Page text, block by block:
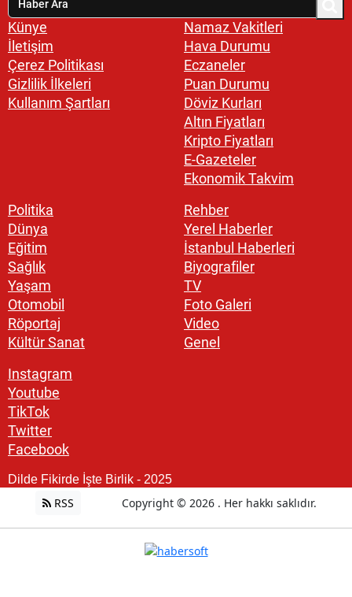
Künye
İletişim
Çerez Politikası
Gizlilik İlkeleri
Kullanım Şartları
Namaz Vakitleri
Hava Durumu
Eczaneler
Puan Durumu
Döviz Kurları
Altın Fiyatları
Kripto Fiyatları
E-Gazeteler
Ekonomik Takvim
Politika
Dünya
Eğitim
Sağlık
Yaşam
Otomobil
Röportaj
Kültür Sanat
Rehber
Yerel Haberler
İstanbul Haberleri
Biyografiler
TV
Foto Galeri
Video
Genel
Instagram
Youtube
TikTok
Twitter
Facebook
Dilde Fikirde İşte Birlik - 2025
RSS Copyright © 2026 . Her hakkı saklıdır.